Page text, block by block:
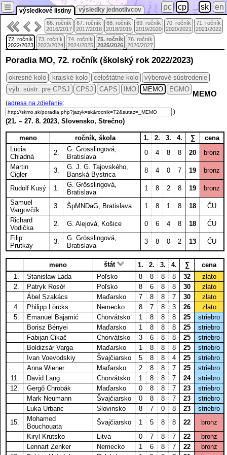
výsledkové listiny výsledky jednotlivcov
≡ pc cp sk en
66. ročník
2016/2017
67. ročník
2017/2018
68. ročník
2018/2019
69. ročník
2019/2020
70. ročník
2020/2021
71. ročník
2021/2022
72. ročník
2022/2023
73. ročník
2023/2024
74. ročník
2024/2025
75. ročník
2025/2026
76. ročník
2026/2027
Poradia MO, 72. ročník (školský rok 2022/2023)
okresné kolo krajské kolo celoštátne kolo
výberové sústredenie
výb. sústr. pre CPSJ
CPSJ CAPS IMO MEMO EGMO
MEMO
(adresa na zdieľanie:
)
(21. – 27. 8. 2023, Slovensko, Strečno)
meno ročník, škola 1. 2. 3. 4. ∑
cena
Lucia
Chladná
2.
G. Grösslingová,
Bratislava
0 4 8 8 20
bronz
Martin
Cigler
3.
G. J. G. Tajovského,
Banská Bystrica
8 4 0 7 19 bronz
Rudolf Kusý 1.
G. Grösslingová,
Bratislava
1 8 2 8 19
bronz
Samuel
Vargovčík
3. ŠpMNDaG, Bratislava 1 8 1 8 18
ČU
Richard
Vodička
2. G. Alejová, Košice 0 6 4 8 18
ČU
Filip
Prutkay
3.
G. Grösslingová,
Bratislava
3 8 0 2 13 ČU
meno štát 1. 2. 3. 4. ∑
cena
1.
Stanisław Lada Poľsko 8 8 8 8 32
zlato
2.
Patryk Rosół Poľsko 8 6 8 8 30
zlato
Ábel Szakács
Maďarsko 7 8 8 7 30
zlato
4.
Philipp Lörcks Nemecko 8 7 8 3 26
zlato
5.
Emanuel Bajamić Chorvátsko 1 8 8 8 25
striebro
Borisz Bényei
Maďarsko 1 8 8 8 25
striebro
Fabijan Cikač
Chorvátsko 3 6 8 8 25
striebro
Boldizsár Varga
Maďarsko 1 8 8 8 25
striebro
Ivan Voevodskiy
Švajčiarsko 5 8 8 4 25
striebro
Anna Wiener
Maďarsko 2 8 8 7 25
striebro
11.
David Lang Chorvátsko 1 8 8 7 24
striebro
12.
Gergő Chrobák Maďarsko 0 8 8 7 23
striebro
Mark Neumann
Švajčiarsko 0 8 8 7 23
striebro
Luka Urbanc
Slovinsko 8 7 0 8 23
striebro
15.
Mohamed
Bouchouata
Švajčiarsko 1 5 8 8 22
bronz
Kiryl Krutsko
Litva 0 7 8 7 22
bronz
Lennart Zenker
Nemecko 1 6 8 7 22
bronz